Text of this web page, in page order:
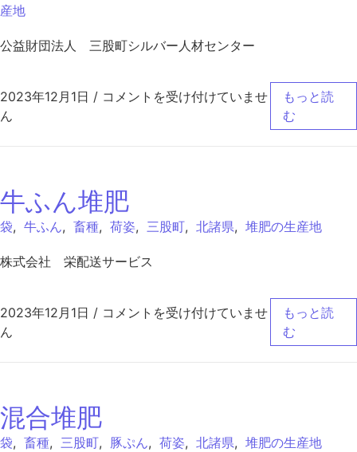
産地
公益財団法人 三股町シルバー人材センター
2023年12月1日 / SCエコ・パワー は
コメントを受け付けていませ
ん
もっと読
む
牛ふん堆肥
袋, 牛ふん, 畜種, 荷姿, 三股町, 北諸県, 堆肥の生産地
株式会社 栄配送サービス
2023年12月1日 / 牛ふん堆肥 は
コメントを受け付けていませ
ん
もっと読
む
混合堆肥
袋, 畜種, 三股町, 豚ぷん, 荷姿, 北諸県, 堆肥の生産地